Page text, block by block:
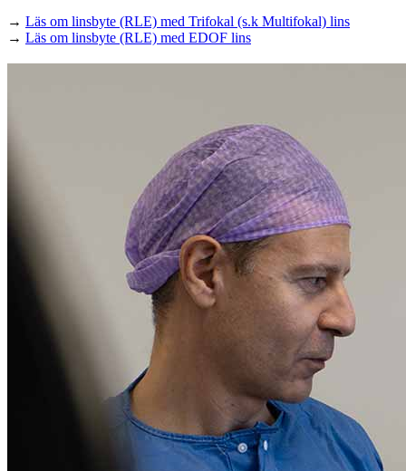
→ Läs om linsbyte (RLE) med Trifokal (s.k Multifokal) lins
→ Läs om linsbyte (RLE) med EDOF lins